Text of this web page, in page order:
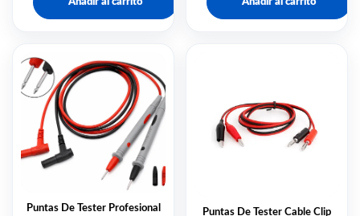
Puntas De Tester Profesional
Puntas De Tester Cable Clip